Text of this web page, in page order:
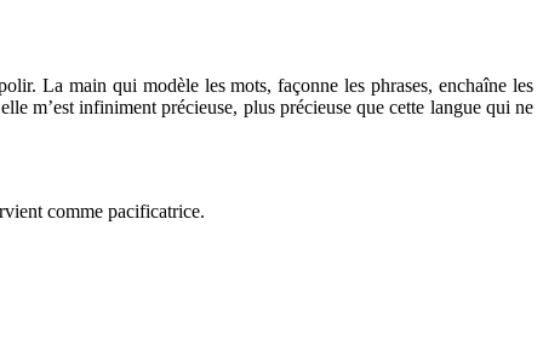
La main qui modèle les mots, façonne les phrases, enchaîne les
m’est infiniment précieuse, plus précieuse que cette langue qui ne
comme pacificatrice.